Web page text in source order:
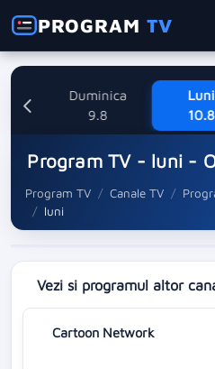
PROGRAMTV
Duminica
9.8
Luni
10.8
Program TV - luni -
Program TV Canale TV
luni
Vezi si programul altor
Cartoon Network